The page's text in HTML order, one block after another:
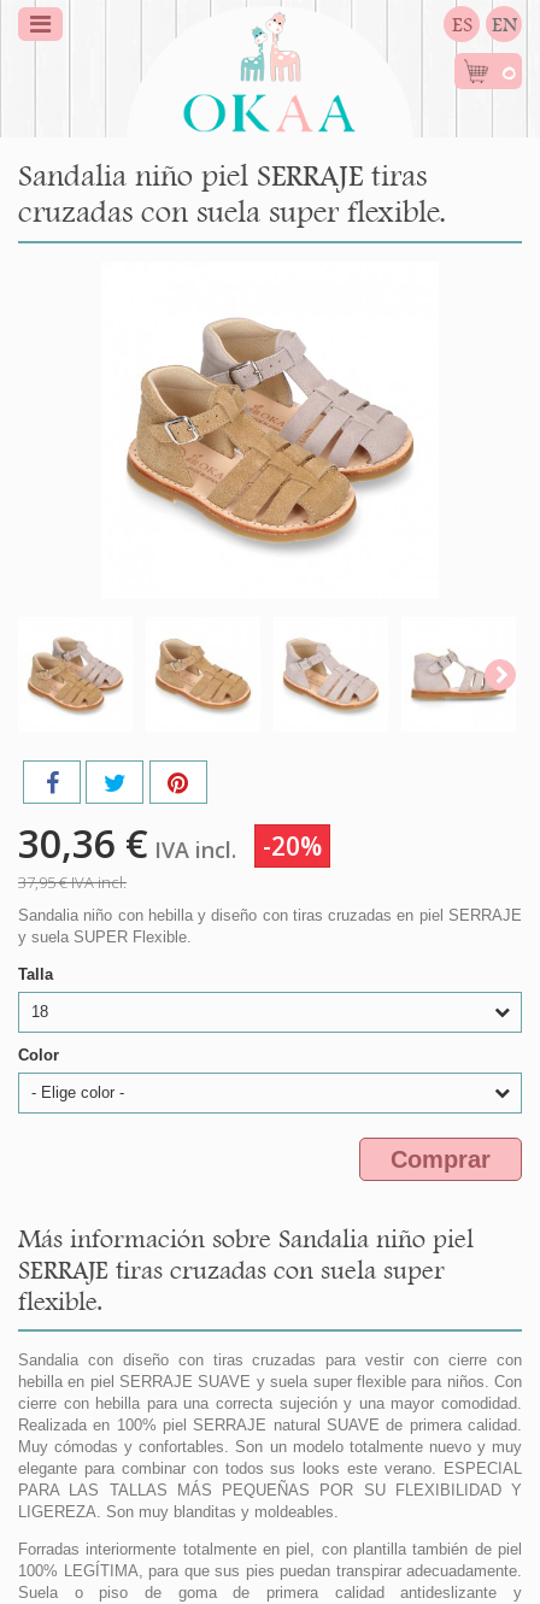
ES EN
0
Sandalia niño piel SERRAJE tiras
cruzadas con suela super flexible.
30,36 € IVA incl. -20%
37,95 €IVA incl.
Sandalia niño con hebilla y diseño con tiras cruzadas en piel SERRAJE
y suela SUPER Flexible.
Talla
18
Color
- Elige color -
Comprar
Más información sobre Sandalia niño piel
SERRAJE tiras cruzadas con suela super
flexible.
Sandalia con diseño con tiras cruzadas para vestir con cierre con
hebilla en piel SERRAJE SUAVE y suela super flexible para niños. Con
cierre con hebilla para una correcta sujeción y una mayor comodidad.
Realizada en 100% piel SERRAJE natural SUAVE de primera calidad.
Muy cómodas y confortables. Son un modelo totalmente nuevo y muy
elegante para combinar con todos sus looks este verano. ESPECIAL
PARA LAS TALLAS MÁS PEQUEÑAS POR SU FLEXIBILIDAD Y
LIGEREZA. Son muy blanditas y moldeables.
Forradas interiormente totalmente en piel, con plantilla también de piel
100% LEGÍTIMA, para que sus pies puedan transpirar adecuadamente.
Suela o piso de goma de primera calidad antideslizante y